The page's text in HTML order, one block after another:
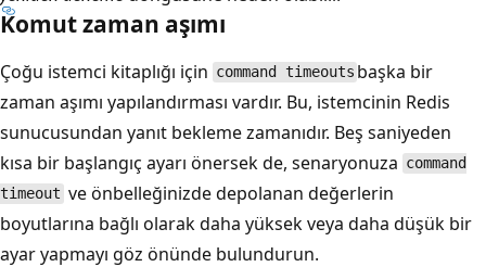
Komut zaman aşımı
Çoğu istemci kitaplığı için command timeouts başka bir
zaman aşımı yapılandırması vardır. Bu, istemcinin Redis
sunucusundan yanıt bekleme zamanıdır. Beş saniyeden
kısa bir başlangıç ayarı önersek de, senaryonuza command
timeout ve önbelleğinizde depolanan değerlerin
boyutlarına bağlı olarak daha yüksek veya daha düşük bir
ayar yapmayı göz önünde bulundurun.